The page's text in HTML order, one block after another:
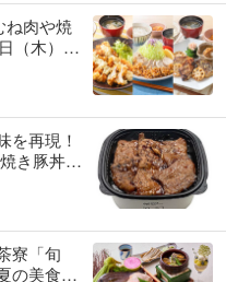
ね肉や焼
（木）よ
を再現！
き豚丼」
寮「旬
の美食